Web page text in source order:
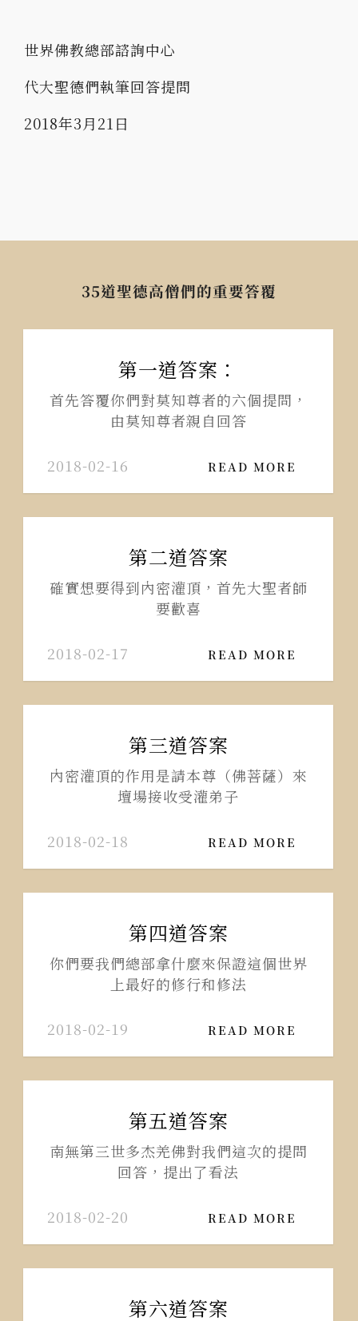
世界佛教總部諮詢中心
代大聖德們執筆回答提問
2018年3月21日
35道聖德高僧們的重要答覆
第一道答案：
首先答覆你們對莫知尊者的六個提問，
由莫知尊者親自回答
2018-02-16 READ MORE
第二道答案
確實想要得到內密灌頂，首先大聖者師
要歡喜
2018-02-17 READ MORE
第三道答案
內密灌頂的作用是請本尊（佛菩薩）來
壇場接收受灌弟子
2018-02-18 READ MORE
第四道答案
你們要我們總部拿什麼來保證這個世界
上最好的修行和修法
2018-02-19 READ MORE
第五道答案
南無第三世多杰羌佛對我們這次的提問
回答，提出了看法
2018-02-20 READ MORE
第六道答案